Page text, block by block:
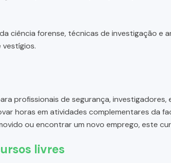
ciência forense, técnicas de investigação e
profissionais de segurança,
horas em atividades complementares da
ou encontrar um novo emprego, este
livres